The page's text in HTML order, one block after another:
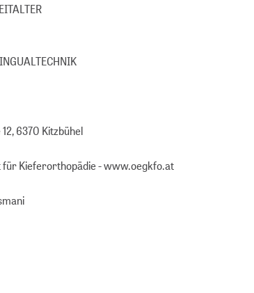
6370 Kitzbühel
Kieferorthopädie - www.oegkfo.at